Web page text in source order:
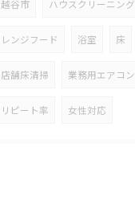
越谷市 ハウスクリーニング
レンジフード 浴室 床
店舗床清掃 業務用エアコン
リピート率 女性対応